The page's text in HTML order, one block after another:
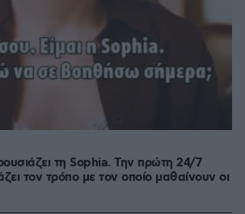
τη Sophia. Την πρώτη 24/7
τον τρόπο με τον οποίο μαθαίνουν οι